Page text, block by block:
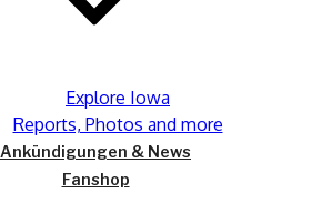
Explore Iowa
Reports, Photos and more
Ankündigungen & News
Fanshop